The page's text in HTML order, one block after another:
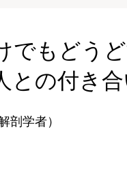
でもどう
の付き合
剖学者）